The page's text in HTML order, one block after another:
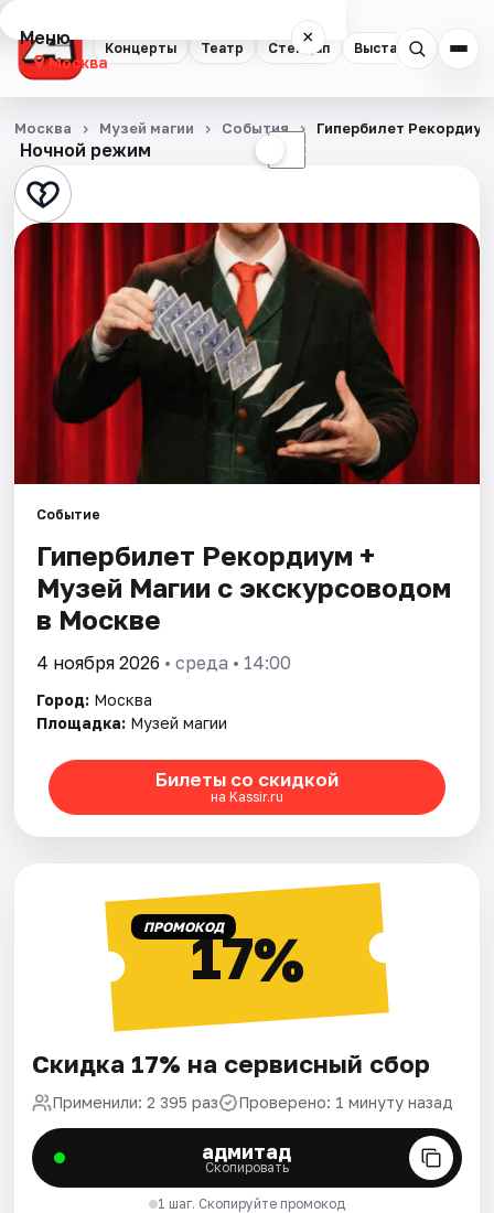
Концерты Театр Стендап Выставки
Меню ×
Москва
Концерты
Театр
Стендап
Экскурсии
Спорт
Города
Площадки
Артисты
Рейтинги
Ночной режим ☾
Москва Музей магии События Гипербилет
Событие
Гипербилет Рекордиум +
Музей Магии с экскурсоводом
в Москве
4 ноября 2026 • среда • 14:00
Город: Москва
Площадка: Музей магии
Билеты со скидкой
на Kassir.ru
ПРОМОКОД17%
Скидка 17% на сервисный сбор
Применили: 2 395 раз Проверено: 1 минуту назад
адмитад
Скопировать
1 шаг. Скопируйте промокод